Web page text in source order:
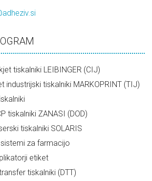
tiskalniki LEIBINGER (CIJ)
industrijski tiskalniki MARKOPRINT (TIJ)
tiskalniki ZANASI (DOD)
tiskalniki SOLARIS
za farmacijo
etiket
tiskalniki (DTT)